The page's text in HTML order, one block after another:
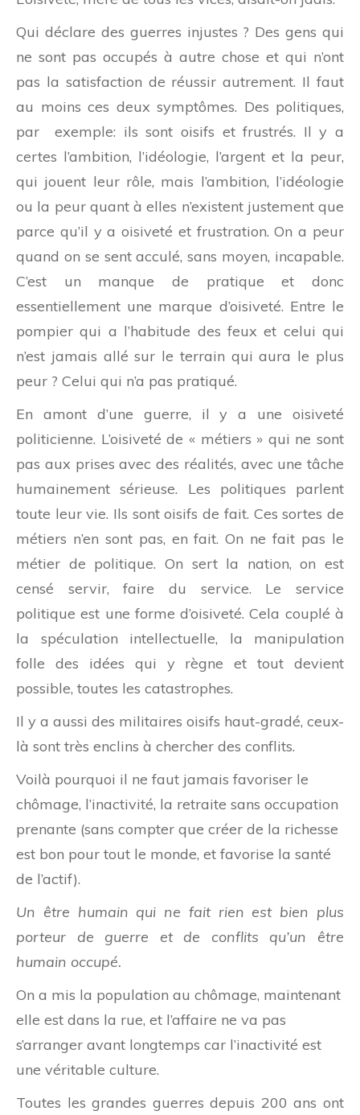
Qui déclare des guerres injustes ? Des gens qui
ne sont pas occupés à autre chose et qui n’ont
pas la satisfaction de réussir autrement. Il faut
au moins ces deux symptômes. Des politiques,
par exemple: ils sont oisifs et frustrés. Il y a
certes l’ambition, l’idéologie, l’argent et la peur,
qui jouent leur rôle, mais l’ambition, l’idéologie
ou la peur quant à elles n’existent justement que
parce qu’il y a oisiveté et frustration. On a peur
quand on se sent acculé, sans moyen, incapable.
C’est un manque de pratique et donc
essentiellement une marque d’oisiveté. Entre le
pompier qui a l’habitude des feux et celui qui
n’est jamais allé sur le terrain qui aura le plus
peur ? Celui qui n’a pas pratiqué.
En amont d’une guerre, il y a une oisiveté
politicienne. L’oisiveté de « métiers » qui ne sont
pas aux prises avec des réalités, avec une tâche
humainement sérieuse. Les politiques parlent
toute leur vie. Ils sont oisifs de fait. Ces sortes de
métiers n’en sont pas, en fait. On ne fait pas le
métier de politique. On sert la nation, on est
censé servir, faire du service. Le service
politique est une forme d’oisiveté. Cela couplé à
la spéculation intellectuelle, la manipulation
folle des idées qui y règne et tout devient
possible, toutes les catastrophes.
Il y a aussi des militaires oisifs haut-gradé, ceux-
là sont très enclins à chercher des conflits.
Voilà pourquoi il ne faut jamais favoriser le
chômage, l’inactivité, la retraite sans occupation
prenante (sans compter que créer de la richesse
est bon pour tout le monde, et favorise la santé
de l’actif).
Un être humain qui ne fait rien est bien plus
porteur de guerre et de conflits qu’un être
humain occupé.
On a mis la population au chômage, maintenant
elle est dans la rue, et l’affaire ne va pas
s’arranger avant longtemps car l’inactivité est
une véritable culture.
Toutes les grandes guerres depuis 200 ans ont